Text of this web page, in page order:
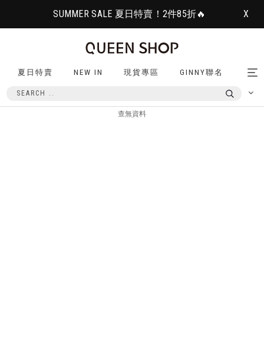
SUMMER SALE 夏日特賣！2件85折🔥 X
夏日特賣 NEW IN 現貨專區 GINNY聯名
查無資料